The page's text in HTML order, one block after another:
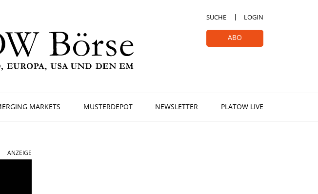
SUCHE LOGIN
ABO
MARKETS MUSTERDEPOT NEWSLETTER
PLATOW LIVE
ANZEIGE